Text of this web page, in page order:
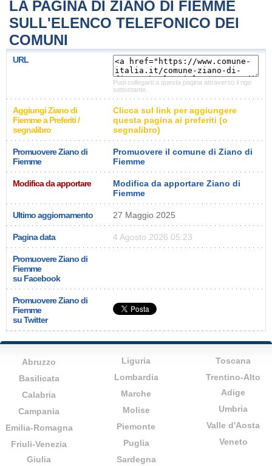
LA PAGINA DI ZIANO DI FIEMME
SULL'ELENCO TELEFONICO DEI
COMUNI
URL
Puoi collegarti a questa pagina attraverso il rigo
sottostante.
Aggiungi Ziano di
Fiemme a Preferiti /
segnalibro
Clicca sul link per aggiungere
questa pagina ai preferiti (o
segnalibro)
Promuovere Ziano di
Fiemme
Promuovere il comune di Ziano di
Fiemme
Modifica da apportare
Modifica da apportare Ziano di
Fiemme
Ultimo aggiornamento 27 Maggio 2025
Pagina data 4 Agosto 2026 05:23
Promuovere Ziano di
Fiemme
su Facebook
Promuovere Ziano di
Fiemme
su Twitter
Abruzzo
Basilicata
Calabria
Campania
Emilia-Romagna
Friuli-Venezia
Giulia
Liguria
Lombardia
Marche
Molise
Piemonte
Puglia
Sardegna
Toscana
Trentino-Alto
Adige
Umbria
Valle d'Aosta
Veneto